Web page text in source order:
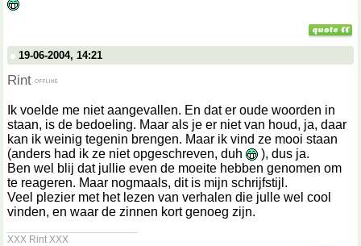
19-06-2004, 14:21
Rint
Ik voelde me niet aangevallen. En dat er oude woorden in
staan, is de bedoeling. Maar als je er niet van houd, ja, daar
kan ik weinig tegenin brengen. Maar ik vind ze mooi staan
(anders had ik ze niet opgeschreven, duh
), dus ja.
Ben wel blij dat jullie even de moeite hebben genomen om
te reageren. Maar nogmaals, dit is mijn schrijfstijl.
Veel plezier met het lezen van verhalen die julle wel cool
vinden, en waar de zinnen kort genoeg zijn.
XXX Rint XXX